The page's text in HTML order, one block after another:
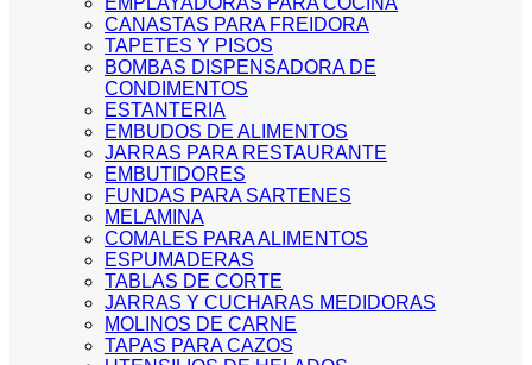
CANASTAS PARA FREIDORA
TAPETES Y PISOS
BOMBAS DISPENSADORA DE
CONDIMENTOS
ESTANTERIA
EMBUDOS DE ALIMENTOS
JARRAS PARA RESTAURANTE
EMBUTIDORES
FUNDAS PARA SARTENES
MELAMINA
COMALES PARA ALIMENTOS
ESPUMADERAS
TABLAS DE CORTE
JARRAS Y CUCHARAS MEDIDORAS
MOLINOS DE CARNE
TAPAS PARA CAZOS